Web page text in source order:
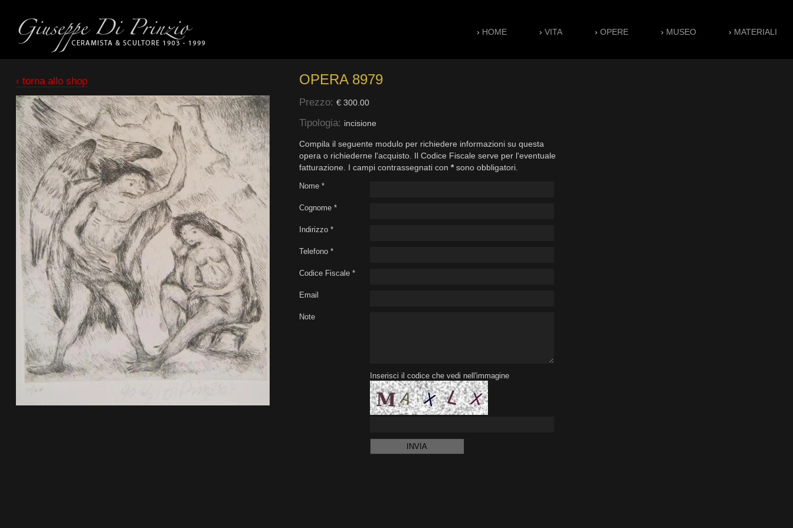
› HOME ›VITA ›OPERE › MUSEO › MATERIALI
‹ torna allo shop OPERA 8979
Prezzo: € 300.00
Tipologia: incisione
Compila il seguente modulo per richiedere informazioni su questa
opera o richiederne l'acquisto. Il Codice Fiscale serve per l'eventuale
fatturazione. I campi contrassegnati con *sono obbligatori.
Nome *
Cognome *
Indirizzo *
Telefono *
Codice Fiscale *
Email
Note
Inserisci il codice che vedi nell'immagine